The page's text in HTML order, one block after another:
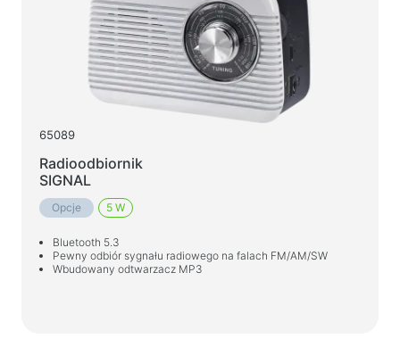
Zasilacze sieciowe
Kable i adaptery
Kable USB
Czytniki kart i koncentratory USB
Kable audio/video
Adaptery
Akcesoria samochodowe
Uchwyty
65089
Radioodbiornik
SIGNAL
Opcje 5 W
Bluetooth 5.3
Pewny odbiór sygnału radiowego na falach FM/AM/SW
Wbudowany odtwarzacz MP3